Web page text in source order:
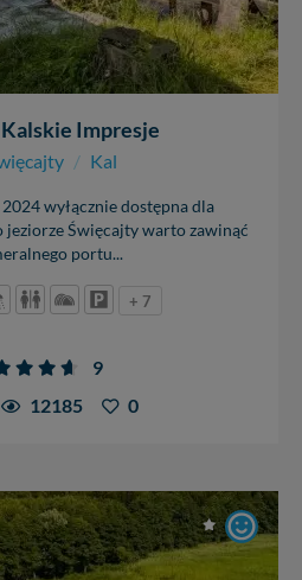
Impresje
/ Kal
wyłącznie dostępna dla
Święcajty warto zawinąć
portu...
+ 7
9
12185 0